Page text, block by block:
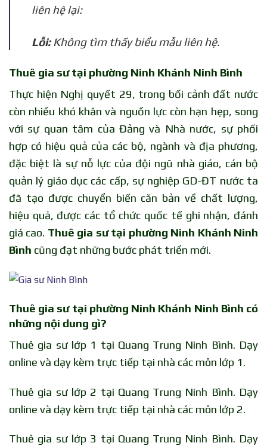
liên hệ lại:
Lỗi:Không tìm thấy biểu mẫu liên hệ.
Thuê gia sư tại phường Ninh Khánh Ninh Bình
Thực hiện Nghị quyết 29, trong bối cảnh đất nước
còn nhiều khó khăn và nguồn lực còn hạn hẹp, song
với sự quan tâm của Đảng và Nhà nước, sự phối
hợp có hiệu quả của các bộ, ngành và địa phương,
đặc biệt là sự nỗ lực của đội ngũ nhà giáo, cán bộ
quản lý giáo dục các cấp, sự nghiệp GD-ĐT nước ta
đã tạo được chuyển biến căn bản về chất lượng,
hiệu quả, được các tổ chức quốc tế ghi nhận, đánh
giá cao. Thuê gia sư tại phường Ninh Khánh Ninh
Bình cũng đạt những bước phát triển mới.
Thuê gia sư tại phường Ninh Khánh Ninh Bình có
những nội dung gì?
Thuê gia sư lớp 1 tại Quang Trung Ninh Bình. Dạy
online và dạy kèm trực tiếp tại nhà các môn lớp 1.
Thuê gia sư lớp 2 tại Quang Trung Ninh Bình. Dạy
online và dạy kèm trực tiếp tại nhà các môn lớp 2.
Thuê gia sư lớp 3 tại Quang Trung Ninh Bình. Dạy